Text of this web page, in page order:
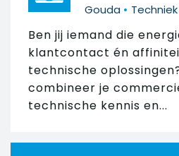
Gouda • Techniek
Ben jij iemand die
klantcontact én
technische
combineer je
technische kennis en...